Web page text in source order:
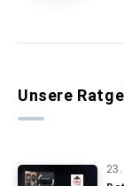
Unsere